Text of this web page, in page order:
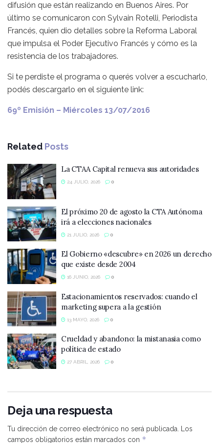
difusión que están realizando en Buenos Aires. Por
último se comunicaron con Sylvain Rotelli, Periodista
Francés, quien dio detalles sobre la Reforma Laboral
que impulsa el Poder Ejecutivo Francés y cómo es la
resistencia de los trabajadores.
Si te perdiste el programa o querés volver a escucharlo,
podés descargarlo en el siguiente link:
69º Emisión – Miércoles 13/07/2016
Related Posts
La CTAA Capital renueva sus autoridades
24 JULIO, 2026 0
El próximo 20 de agosto la CTA Autónoma
irá a elecciones nacionales
21 JULIO, 2026 0
El Gobierno «descubre» en 2026 un derecho
que existe desde 2004
16 JUNIO, 2026 0
Estacionamientos reservados: cuando el
marketing supera a la gestión
13 MAYO, 2026 0
Crueldad y abandono: la mistanasia como
política de estado
27 ABRIL, 2026 0
Deja una respuesta
Tu dirección de correo electrónico no será publicada.
Los
campos obligatorios están marcados con *